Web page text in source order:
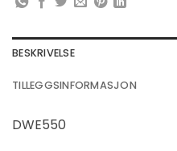
BESKRIVELSE
TILLEGGSINFORMASJON
DWE550